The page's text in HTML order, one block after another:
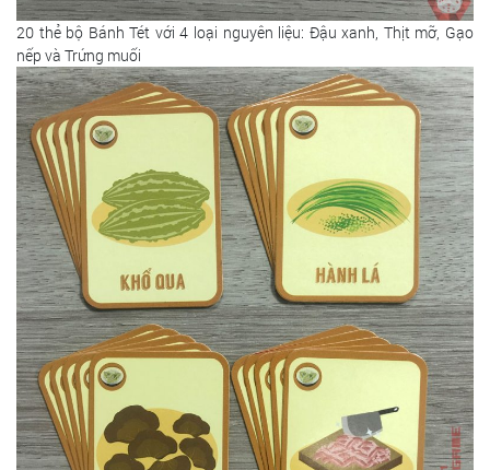
20 thẻ bộ Bánh Tét với 4 loại nguyên liệu: Đậu xanh, Thịt mỡ, Gạo
nếp và Trứng muối